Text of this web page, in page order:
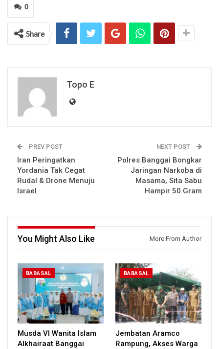
0
Share
Topo E
PREV POST
Iran Peringatkan
Yordania Tak Cegat
Rudal & Drone Menuju
Israel
NEXT POST
Polres Banggai Bongkar
Jaringan Narkoba di
Masama, Sita Sabu
Hampir 50 Gram
You Might Also Like More From Author
BABASAL
Musda VI Wanita Islam
Alkhairaat Banggai
BABASAL
Jembatan Aramco
Rampung, Akses Warga